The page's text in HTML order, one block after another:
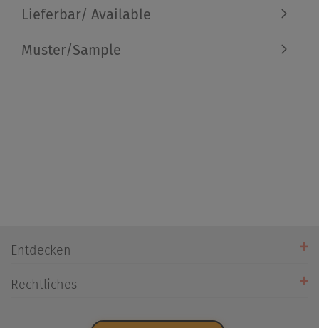
Lieferbar/ Available
Muster/Sample
Entdecken
Öffnungszeiten
Rechtliches